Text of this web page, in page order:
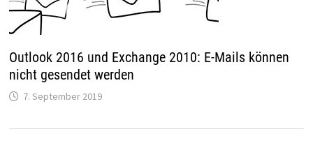
Outlook 2016 und Exchange 2010: E-Mails können
nicht gesendet werden
7. September 2019